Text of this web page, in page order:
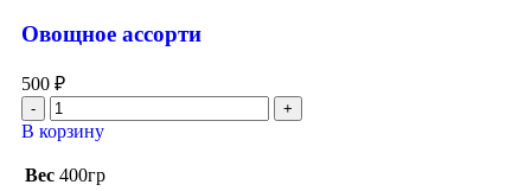
Овощное ассорти
500 ₽
В корзину
Вес 400гр